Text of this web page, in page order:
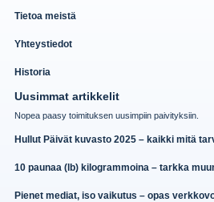
Tietoa meistä
Yhteystiedot
Historia
Uusimmat artikkelit
Nopea paasy toimituksen uusimpiin paivityksiin.
Hullut Päivät kuvasto 2025 – kaikki mitä
10 paunaa (lb) kilogrammoina – tarkka
Pienet mediat, iso vaikutus – opas